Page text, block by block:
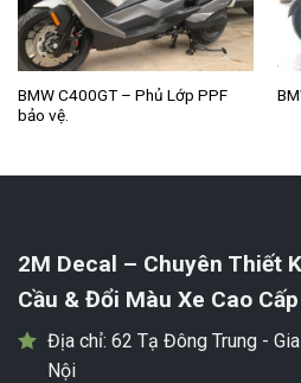
BMW C400GT – Phủ Lớp PPF
bảo vệ.
2M Decal – Chuyên Thiết
Cầu & Đổi Màu Xe Cao Cấp
Địa chỉ: 62 Tạ Đông Trung -
Nội